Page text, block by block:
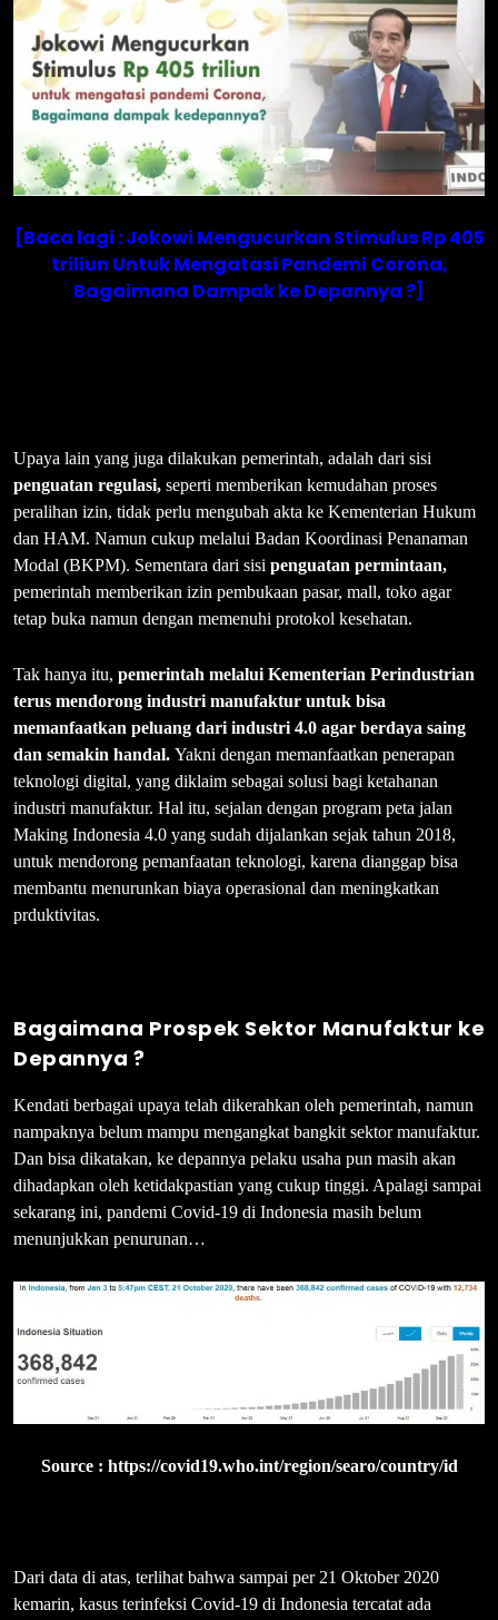
[Baca lagi : Jokowi Mengucurkan Stimulus Rp 405
triliun Untuk Mengatasi Pandemi Corona,
Bagaimana Dampak ke Depannya ?]
Upaya lain yang juga dilakukan pemerintah, adalah dari sisi
penguatan regulasi, seperti memberikan kemudahan proses
peralihan izin, tidak perlu mengubah akta ke Kementerian Hukum
dan HAM. Namun cukup melalui Badan Koordinasi Penanaman
Modal (BKPM). Sementara dari sisi penguatan permintaan,
pemerintah memberikan izin pembukaan pasar, mall, toko agar
tetap buka namun dengan memenuhi protokol kesehatan.
Tak hanya itu, pemerintah melalui Kementerian Perindustrian
terus mendorong industri manufaktur untuk bisa
memanfaatkan peluang dari industri 4.0 agar berdaya saing
dan semakin handal. Yakni dengan memanfaatkan penerapan
teknologi digital, yang diklaim sebagai solusi bagi ketahanan
industri manufaktur. Hal itu, sejalan dengan program peta jalan
Making Indonesia 4.0 yang sudah dijalankan sejak tahun 2018,
untuk mendorong pemanfaatan teknologi, karena dianggap bisa
membantu menurunkan biaya operasional dan meningkatkan
prduktivitas.
Bagaimana Prospek Sektor Manufaktur ke
Depannya ?
Kendati berbagai upaya telah dikerahkan oleh pemerintah, namun
nampaknya belum mampu mengangkat bangkit sektor manufaktur.
Dan bisa dikatakan, ke depannya pelaku usaha pun masih akan
dihadapkan oleh ketidakpastian yang cukup tinggi. Apalagi sampai
sekarang ini, pandemi Covid-19 di Indonesia masih belum
menunjukkan penurunan…
Source : https://covid19.who.int/region/searo/country/id
Dari data di atas, terlihat bahwa sampai per 21 Oktober 2020
kemarin, kasus terinfeksi Covid-19 di Indonesia tercatat ada